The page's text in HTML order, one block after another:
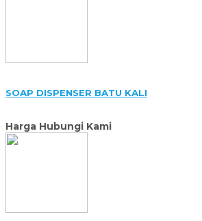
SOAP DISPENSER BATU KALI
Harga Hubungi Kami